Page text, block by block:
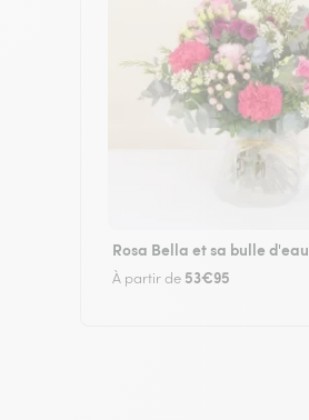
Rosa Bella et sa bulle d'eau
À partir de 53€95